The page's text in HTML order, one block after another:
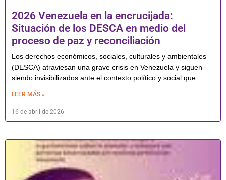
2026 Venezuela en la encrucijada:
Situación de los DESCA en medio del
proceso de paz y reconciliación
Los derechos económicos, sociales, culturales y ambientales
(DESCA) atraviesan una grave crisis en Venezuela y siguen
siendo invisibilizados ante el contexto político y social que
LEER MÁS »
16 de abril de 2026